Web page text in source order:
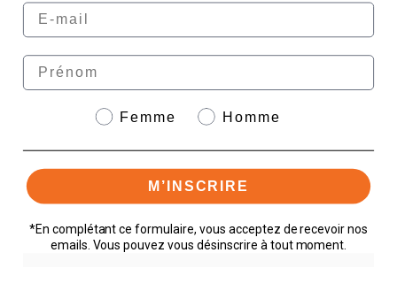
© Sport Nutrition Center 2026 | Paiement sécurisé | *Norme AFNOR NF EN 17444.
Voir fiche produit.
eafit.com|granions.fr|punch-power.com
Paiement sécurisé avec
Email
Prénom
GenreFemme Homme
M’INSCRIRE
*En complétant ce formulaire, vous acceptez de recevoir nos
emails. Vous pouvez vous désinscrire à tout moment.